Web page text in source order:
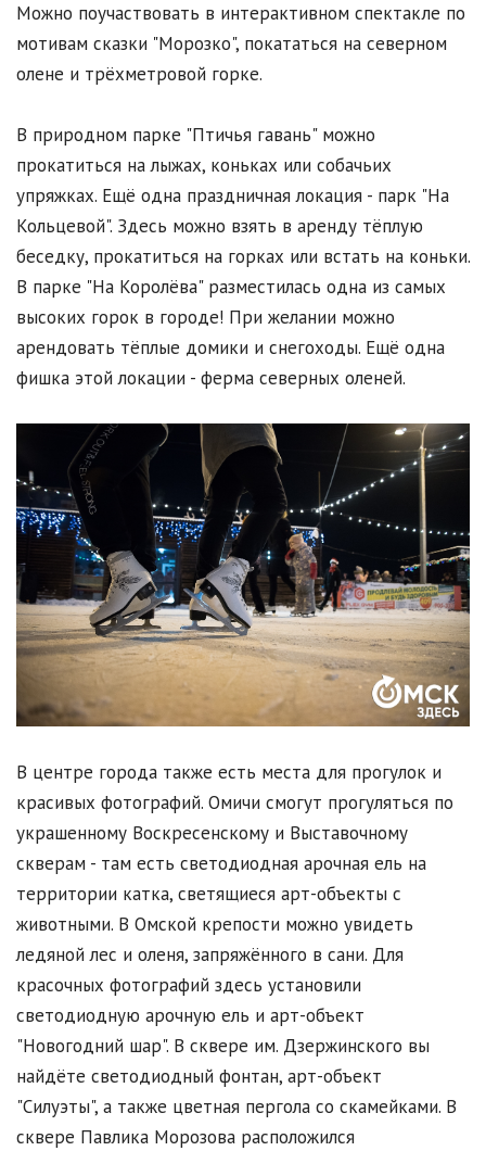
Можно поучаствовать в интерактивном спектакле по
мотивам сказки "Морозко", покататься на северном
олене и трёхметровой горке.
В природном парке "Птичья гавань" можно
прокатиться на лыжах, коньках или собачьих
упряжках. Ещё одна праздничная локация - парк "На
Кольцевой". Здесь можно взять в аренду тёплую
беседку, прокатиться на горках или встать на коньки.
В парке "На Королёва" разместилась одна из самых
высоких горок в городе! При желании можно
арендовать тёплые домики и снегоходы. Ещё одна
фишка этой локации - ферма северных оленей.
В центре города также есть места для прогулок и
красивых фотографий. Омичи смогут прогуляться по
украшенному Воскресенскому и Выставочному
скверам - там есть светодиодная арочная ель на
территории катка, светящиеся арт-объекты с
животными. В Омской крепости можно увидеть
ледяной лес и оленя, запряжённого в сани. Для
красочных фотографий здесь установили
светодиодную арочную ель и арт-объект
"Новогодний шар". В сквере им. Дзержинского вы
найдёте светодиодный фонтан, арт-объект
"Силуэты", а также цветная пергола со скамейками. В
сквере Павлика Морозова расположился